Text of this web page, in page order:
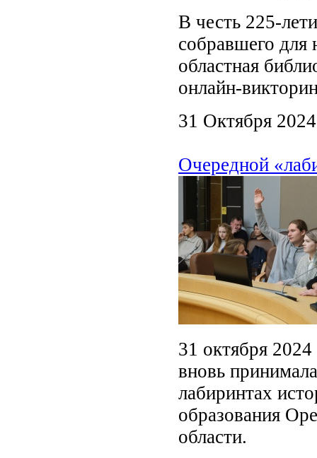
В честь 225-
собравшего для
областная
31 Октября 2024
Очередной
31 октября
вновь
лабиринтах
образования
области.